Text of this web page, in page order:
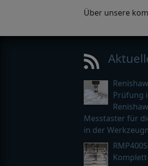
Über unsere
Prüfung
Messtaster für
in der